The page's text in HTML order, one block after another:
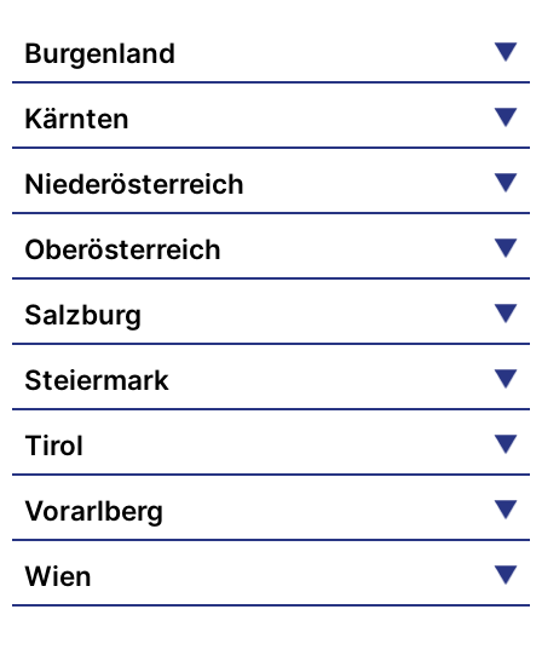
Burgenland
Kärnten
Niederösterreich
Oberösterreich
Salzburg
Steiermark
Tirol
Vorarlberg
Wien